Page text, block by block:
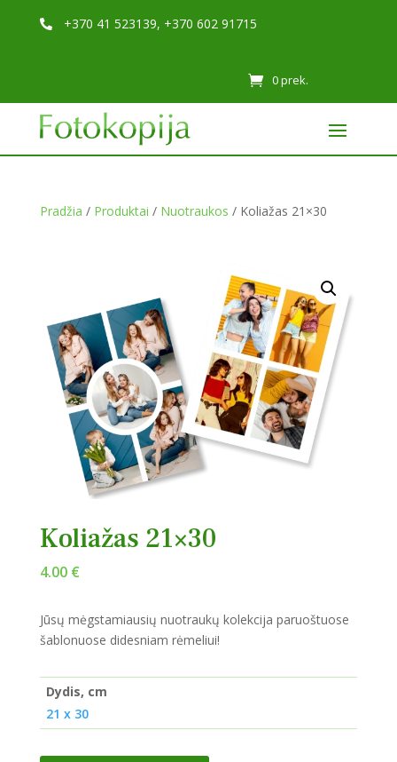
 +370 41 523139, +370 602 91715
0 prek.
Pradžia / Produktai / Nuotraukos / Koliažas 21×30
Koliažas 21×30
4.00 €
Jūsų mėgstamiausių nuotraukų kolekcija paruoštuose
šablonuose didesniam rėmeliui!
Dydis, cm
21 x 30